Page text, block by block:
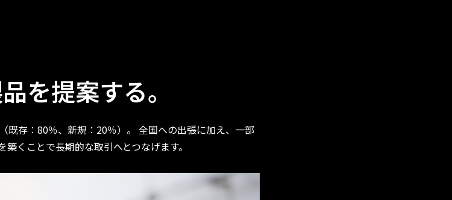
を提案する。
既存：80％、新規：20％）。 全国への出張に加え、一部
くことで長期的な取引へとつなげます。